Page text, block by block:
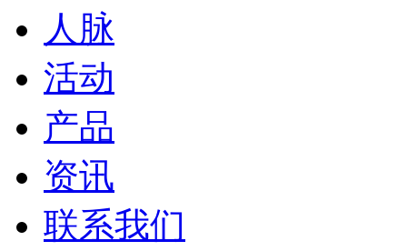
人脉
活动
产品
资讯
联系我们